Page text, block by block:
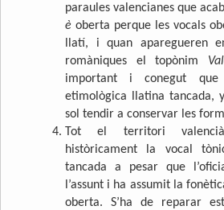
paraules valencianes que
è oberta perque les vocals
llatí, i quan aparegueren
romàniques el topònim
important i conegut
etimològica llatina tancada,
sol tendir a conservar les
Tot el territori
històricament la vocal
tancada a pesar que
l’assunt i ha assumit la
oberta. S’ha de reparar